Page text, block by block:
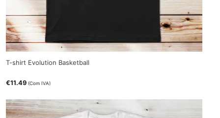
T-shirt Evolution Basketball
€11.49 (Com IVA)